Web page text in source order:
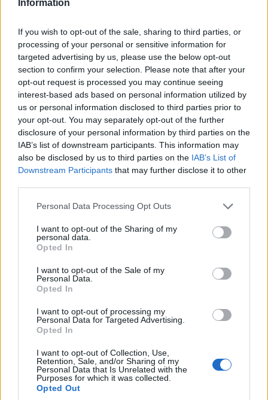
Information
If you wish to opt-out of the sale, sharing to third parties, or
processing of your personal or sensitive information for
targeted advertising by us, please use the below opt-out
section to confirm your selection. Please note that after your
opt-out request is processed you may continue seeing
interest-based ads based on personal information utilized by
us or personal information disclosed to third parties prior to
your opt-out. You may separately opt-out of the further
disclosure of your personal information by third parties on the
IAB’s list of downstream participants. This information may
also be disclosed by us to third parties on the IAB’s List of
Downstream Participants that may further disclose it to other
Please note that this website/app uses one or more Google
not limited to your visit or usage behaviour. You may click to
grant or deny consent to Google and its third-party tags to
use your data for below specified purposes in below Google
consent section.
Personal Data Processing Opt Outs
I want to opt-out of the Sharing of my
personal data.
Opted In
I want to opt-out of the Sale of my
Personal Data.
Opted In
I want to opt-out of processing my
Personal Data for Targeted Advertising.
Opted In
I want to opt-out of Collection, Use,
Retention, Sale, and/or Sharing of my
Personal Data that Is Unrelated with the
Purposes for which it was collected.
Opted Out
ΜΟΥΣΙΚΈΣ ΕΠΙΛΟΓΈΣ
Οι μουσικές επιλογές
του e-ptolemeos.gr:
Mireille Mathieu &
Patrick Duffy –
Together We’re Strong
(1983)
ΕΛΛΆΔΑ
Στις 24 Αυγούστου
ανοίγει η πλατφόρμα
Βοηθό
8 Αυγούστου 2026, 8:32 μμ